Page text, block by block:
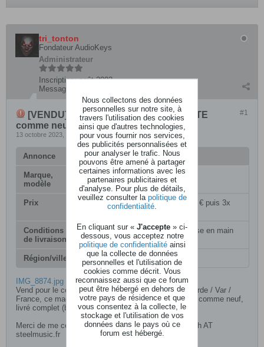
tri_tonton
Fondateur AudioKeys
Administrateur
Inscription: août 2003
Messages:
#1
[VENDU] Vends ARTURIA DRUMBRUTE
comme neuf
13 octobre 2023, 13h13
Annonce
Marque,
modèle
Arturia DrumBrute
Prix
150 € ou en 4x avec ALMA (41,01 € puis 3x
37.50 €)
Conditions
de livraison
Livraison par transporteur ou remise en main
propre.
Région/ville Toulon - France
IMG_8874.jpg
Vend pour le compte de Steel Music Hi-Tech à La Garde / Var /
France, ce magnifique ARTURIA DRUMBRUTE. Etat comme neuf,
livré complet (boîte, accessoires etc ....)
Merci de me contacter par MP ou par mail Pro : hitech AT
steelmusic.fr
Nous collectons des données
personnelles sur notre site, à
travers l'utilisation des cookies
ainsi que d'autres technologies,
pour vous fournir nos services,
des publicités personnalisées et
pour analyser le trafic. Nous
pouvons être amené à partager
certaines informations avec les
partenaires publicitaires et
d'analyse. Pour plus de détails,
veuillez consulter la politique de
confidentialité
En cliquant sur « J'accepte » ci-
dessous, vous acceptez notre
politique de confidentialitéainsi
que la collecte de données
personnelles et l'utilisation de
cookies comme décrit. Vous
reconnaissez aussi que ce forum
peut être hébergé en dehors de
votre pays de résidence et que
vous consentez à la collecte, le
stockage et l'utilisation de vos
données dans le pays où ce
forum est hébergé.